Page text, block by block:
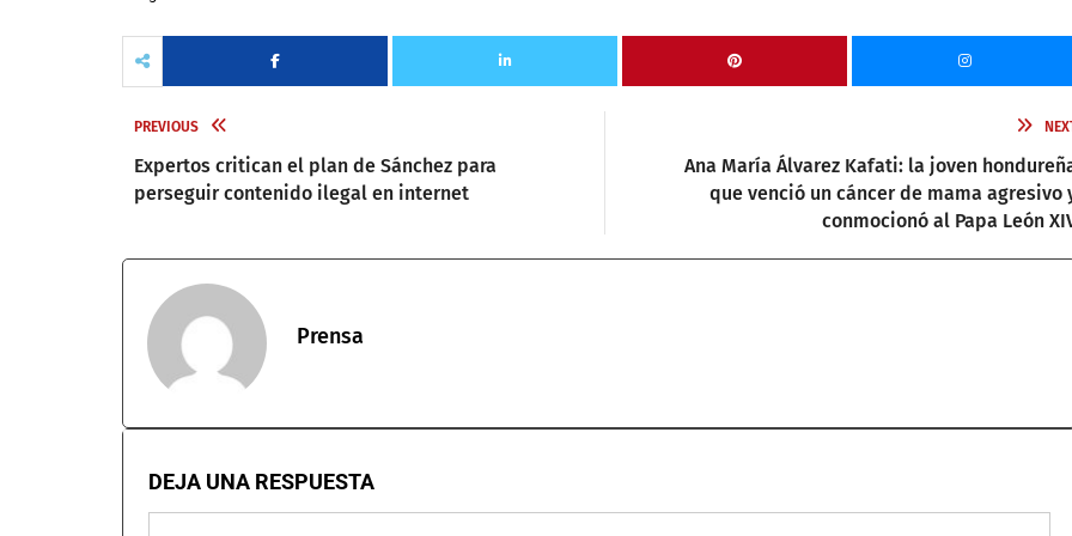
PREVIOUS
Expertos critican el plan de Sánchez para
perseguir contenido ilegal en internet
Ana María Álvarez Kafati: la joven
que venció un cáncer de mama agresivo
conmocionó al Papa León
Prensa
DEJA UNA RESPUESTA